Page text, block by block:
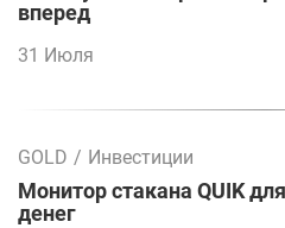
вперед
31 Июля
GOLD / Инвестиции
Монитор стакана QUIK
денег